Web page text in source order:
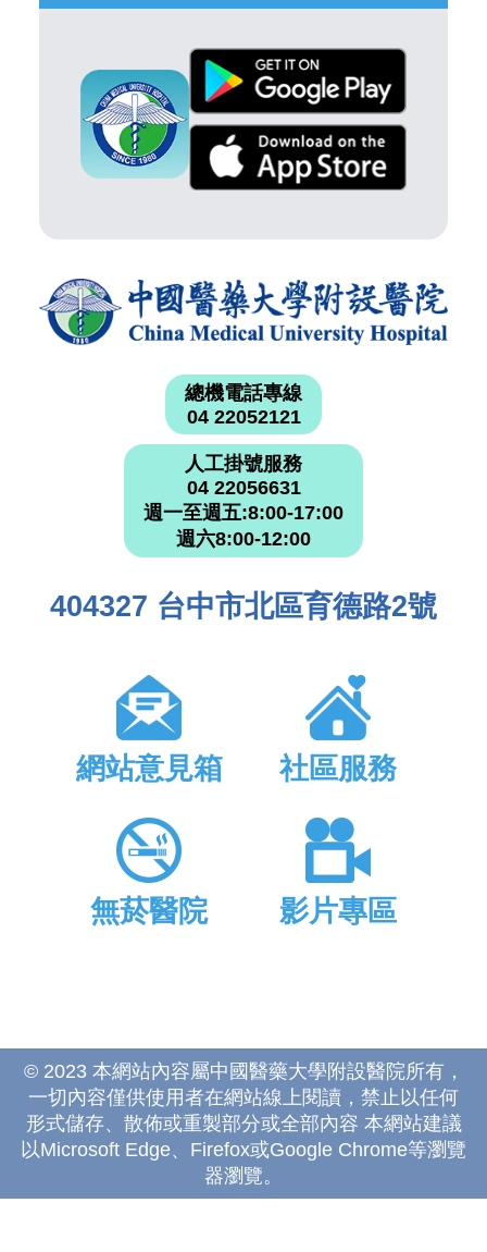
總機電話專線
04 22052121
人工掛號服務
04 22056631
週一至週五:8:00-17:00
週六8:00-12:00
404327 台中市北區育德路2號
網站意見箱 社區服務
無菸醫院 影片專區
© 2023 本網站內容屬中國醫藥大學附設醫院所有，
一切內容僅供使用者在網站線上閱讀，禁止以任何
形式儲存、散佈或重製部分或全部內容 本網站建議
以Microsoft Edge、Firefox或Google Chrome等瀏覽
器瀏覽。